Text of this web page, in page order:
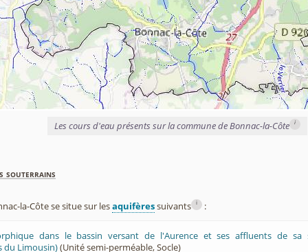
Les cours d'eau présents sur la commune de Bonnac-la-Côte i
souterrains
la-Côte se situe sur lesaquifèressuivants i :
dans le bassin versant de l'Aurence et ses affluents de sa
du Limousin)(Unité semi-perméable, Socle)